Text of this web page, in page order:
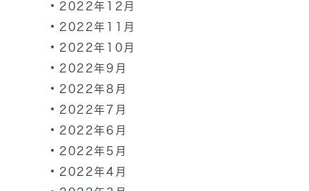
2022年12月
2022年11月
2022年10月
2022年9月
2022年8月
2022年7月
2022年6月
2022年5月
2022年4月